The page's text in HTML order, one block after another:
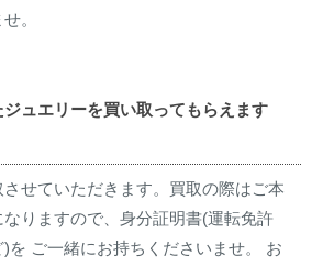
。
ュエリーを買い取ってもらえます
させていただきます。買取の際はご本
なりますので、身分証明書(運転免許
を ご一緒にお持ちくださいませ。 お